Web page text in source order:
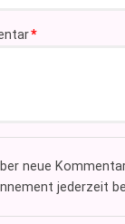
*
neue
jederzeit